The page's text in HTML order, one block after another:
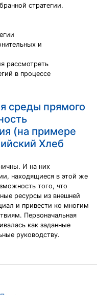
стратегии.
и
рассмотреть
в процессе
среды прямого
(на примере
Хлеб
И на них
находящиеся в этой же
того, что
ресурсы из внешней
и привести ко многим
Первоначальная
как заданные
руководству.